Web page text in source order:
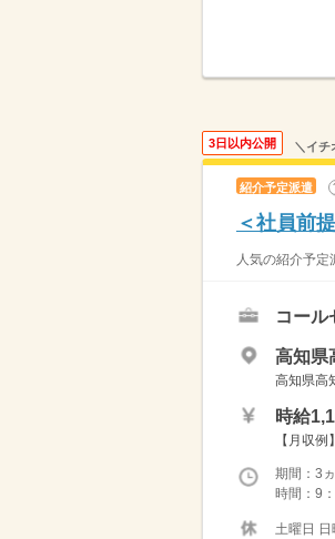
3日以内公開 ＼イチ
紹介予定派遣
＜社員前
人気の紹介予
コール
高知県
高知県高
時給
【月収
期間：3
時間：9
土曜日 日